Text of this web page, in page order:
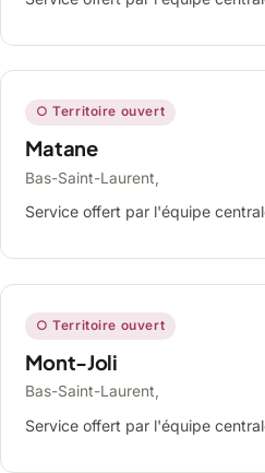
○ Territoire ouvert
Matane
Bas-Saint-Laurent,
Service offert par l'équipe
○ Territoire ouvert
Mont-Joli
Bas-Saint-Laurent,
Service offert par l'équipe